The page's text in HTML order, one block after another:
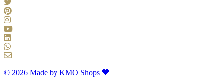
© 2026 Made by KMO Shops 💙